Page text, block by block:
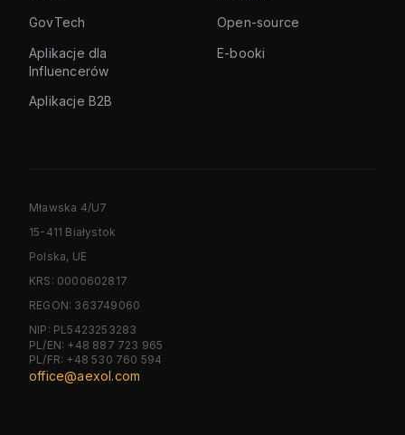
GovTech
Aplikacje dla
Influencerów
Aplikacje B2B
Open-source
E-booki
Mławska 4/U7
15-411 Białystok
Polska, UE
KRS: 0000602817
REGON: 363749060
NIP: PL5423253283
PL/EN: +48 887 723 965
PL/FR: +48 530 760 594
office@aexol.com